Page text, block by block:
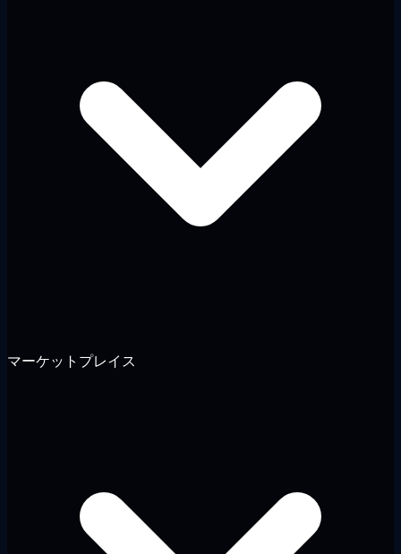
マーケットプレイス